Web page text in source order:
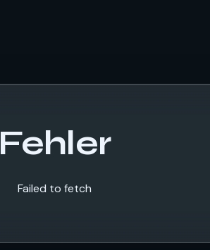
Fehler
Failed to fetch